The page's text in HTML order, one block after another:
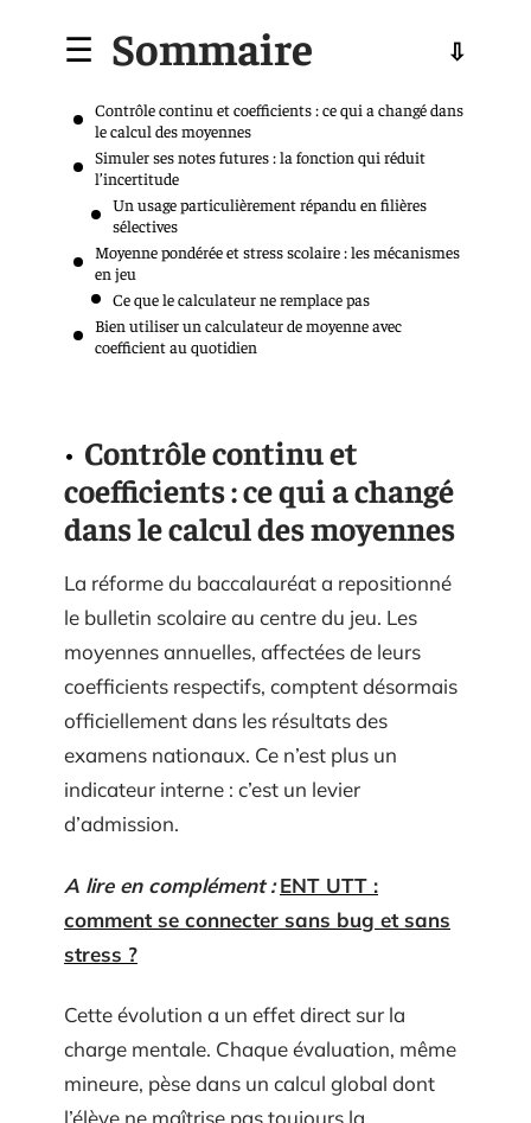
Sommaire
Contrôle continu et coefficients : ce qui a changé dans
le calcul des moyennes
Simuler ses notes futures : la fonction qui réduit
l’incertitude
Un usage particulièrement répandu en filières
sélectives
Moyenne pondérée et stress scolaire : les mécanismes
en jeu
Ce que le calculateur ne remplace pas
Bien utiliser un calculateur de moyenne avec
coefficient au quotidien
Contrôle continu et
coefficients : ce qui a changé
dans le calcul des moyennes
La réforme du baccalauréat a repositionné
le bulletin scolaire au centre du jeu. Les
moyennes annuelles, affectées de leurs
coefficients respectifs, comptent désormais
officiellement dans les résultats des
examens nationaux. Ce n’est plus un
indicateur interne : c’est un levier
d’admission.
A lire en complément : ENT UTT :
comment se connecter sans bug et sans
stress ?
Cette évolution a un effet direct sur la
charge mentale. Chaque évaluation, même
mineure, pèse dans un calcul global dont
l’élève ne maîtrise pas toujours la